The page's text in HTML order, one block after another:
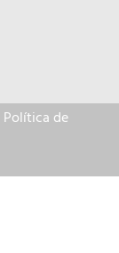
Política de